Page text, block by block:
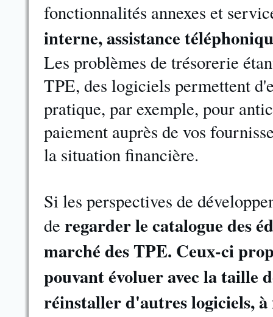
fonctionnalités annexes et
interne, assistance
Les problèmes de trésorerie
TPE, des logiciels permettent
pratique, par exemple, pour
paiement auprès de vos
la situation financière.
Si les perspectives de
de regarder le catalogue des
marché des TPE. Ceux-ci
pouvant évoluer avec la taille
réinstaller d'autres logiciels,